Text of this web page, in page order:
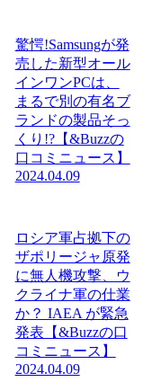
驚愕!Samsungが発
売した新型オール
インワンPCは、
まるで別の有名ブ
ランドの製品そっ
くり!?【&Buzzの
口コミニュース】
2024.04.09
ロシア軍占拠下の
ザポリージャ原発
に無人機攻撃、ウ
クライナ軍の仕業
か？ IAEA が緊急
発表【&Buzzの口
コミニュース】
2024.04.09